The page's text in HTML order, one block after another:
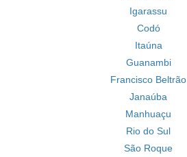
Igarassu
Codó
Itaúna
Guanambi
Francisco Beltrão
Janaúba
Manhuaçu
Rio do Sul
São Roque